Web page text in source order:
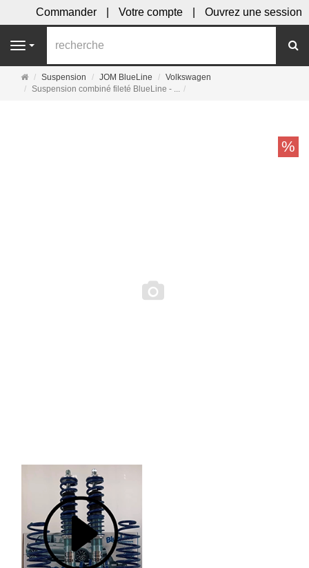
Commander Votre compte Ouvrez une session
Navigation
Page
d'accueil
Suspension JOM BlueLine
Volkswagen
Suspension combiné fileté BlueLine - ...
%